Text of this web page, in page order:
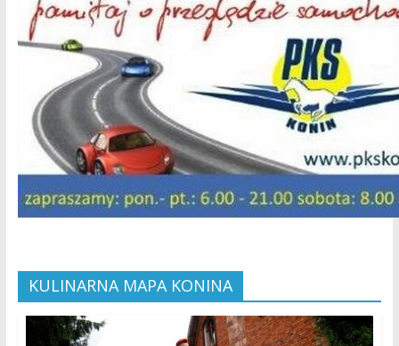
KULINARNA MAPA KONINA